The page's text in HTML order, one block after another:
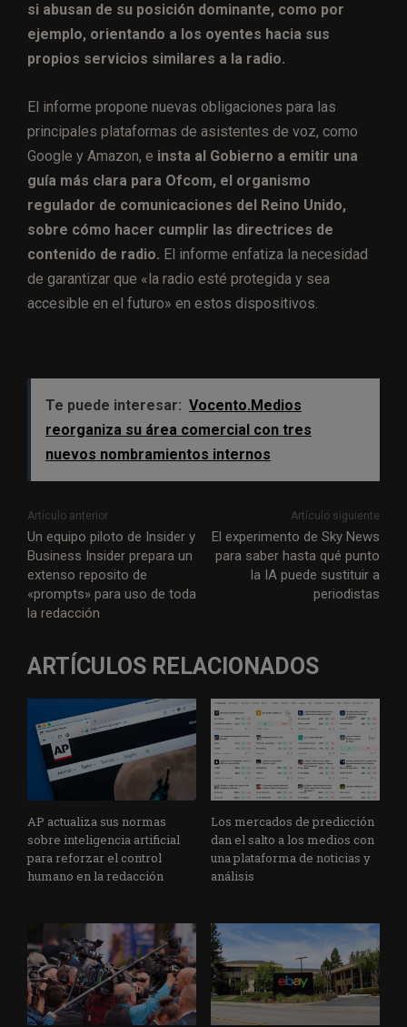
si abusan de su posición dominante, como por
ejemplo, orientando a los oyentes hacia sus
propios servicios similares a la radio.
El informe propone nuevas obligaciones para las
principales plataformas de asistentes de voz, como
Google y Amazon, e insta al Gobierno a emitir una
guía más clara para Ofcom, el organismo
regulador de comunicaciones del Reino Unido,
sobre cómo hacer cumplir las directrices de
contenido de radio. El informe enfatiza la necesidad
de garantizar que «la radio esté protegida y sea
accesible en el futuro» en estos dispositivos.
Te puede interesar: Vocento.Medios
reorganiza su área comercial con tres
nuevos nombramientos internos
Artículo anterior
Un equipo piloto de Insider y
Business Insider prepara un
extenso reposito de
«prompts» para uso de toda
la redacción
Artículo siguiente
El experimento de Sky News
para saber hasta qué punto
la IA puede sustituir a
periodistas
ARTÍCULOS RELACIONADOS
AP actualiza sus normas
sobre inteligencia artificial
para reforzar el control
humano en la redacción
Los mercados de predicción
dan el salto a los medios con
una plataforma de noticias y
análisis